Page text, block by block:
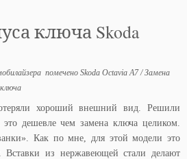
ключа Skoda
помеченоSkoda Octavia A7/Замена
хороший внешний вид. Решили
это дешевле чем замена ключа целиком.
Как по мне, для этой модели это
Вставки из нержавеющей стали делают